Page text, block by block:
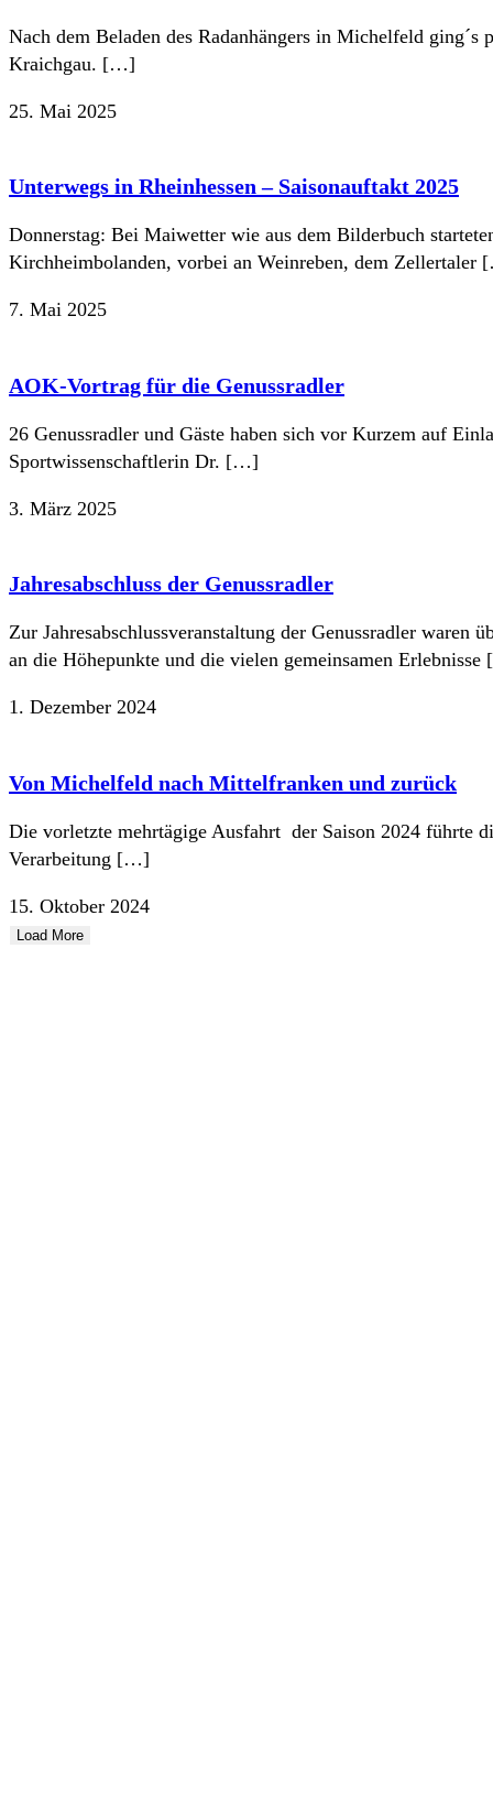
Nach dem Beladen des Radanhängers in Michelfeld
Kraichgau. […]
25. Mai 2025
Unterwegs in Rheinhessen – Saisonauftakt 2025
Donnerstag: Bei Maiwetter wie aus dem Bilderbuch
Kirchheimbolanden, vorbei an Weinreben, dem Zellertaler
7. Mai 2025
AOK-Vortrag für die Genussradler
26 Genussradler und Gäste haben sich vor Kurzem auf
Sportwissenschaftlerin Dr. […]
3. März 2025
Jahresabschluss der Genussradler
Zur Jahresabschlussveranstaltung der Genussradler
an die Höhepunkte und die vielen gemeinsamen
1. Dezember 2024
Von Michelfeld nach Mittelfranken und zurück
Die vorletzte mehrtägige Ausfahrt der Saison 2024 führte
Verarbeitung […]
15. Oktober 2024
Load More